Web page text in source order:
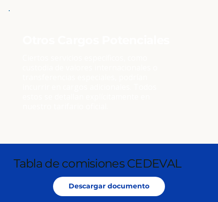
Tabla de comisiones CEDEVAL
Descargar documento